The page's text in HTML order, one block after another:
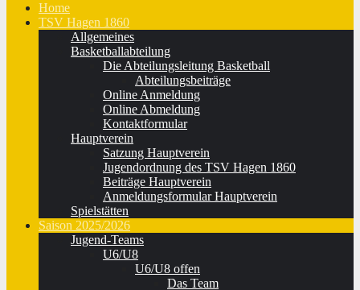
Home
TSV Hagen 1860
Allgemeines
Basketballabteilung
Die Abteilungsleitung Basketball
Abteilungsbeiträge
Online Anmeldung
Online Abmeldung
Kontaktformular
Hauptverein
Satzung Hauptverein
Jugendordnung des TSV Hagen 1860
Beiträge Hauptverein
Anmeldungsformular Hauptverein
Spielstätten
Saison 2025/2026
Jugend-Teams
U6/U8
U6/U8 offen
Das Team